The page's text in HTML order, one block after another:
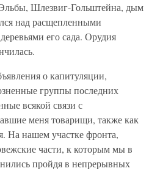
Шлезвиг-Гольштейна, дым
над расщепленными
его сада. Орудия
о капитуляции,
группы последних
всякой связи с
меня товарищи, также как
На нашем участке фронта,
части, к которым мы в
пройдя в непрерывных